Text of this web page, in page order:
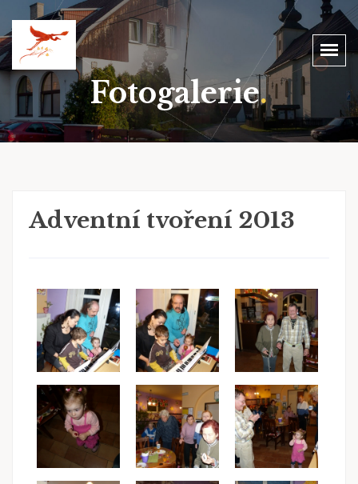
Fotogalerie.
Adventní tvoření 2013